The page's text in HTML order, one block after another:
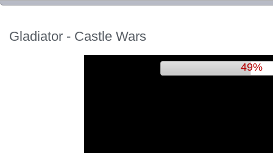
Gladiator - Castle Wars
52%